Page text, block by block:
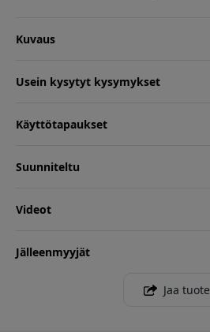
Kuvaus
Usein kysytyt kysymykset
Käyttötapaukset
Suunniteltu
Videot
Jälleenmyyjät
Jaa tuote